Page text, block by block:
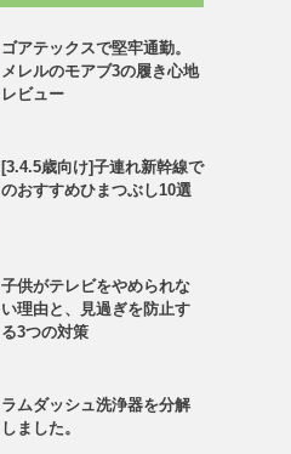
ゴアテックスで堅牢通勤。
メレルのモアブ3の履き心地
レビュー
[3.4.5歳向け]子連れ新幹線で
のおすすめひまつぶし10選
子供がテレビをやめられな
い理由と、見過ぎを防止す
る3つの対策
ラムダッシュ洗浄器を分解
しました。